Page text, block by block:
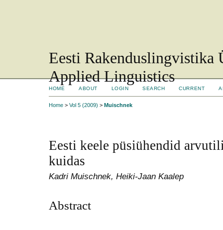
Eesti Rakenduslingvistika
Applied Linguistics
HOME ABOUT LOGIN SEARCH CURRENT
Home > Vol 5 (2009) > Muischnek
Eesti keele püsiühendid
kuidas
Kadri Muischnek, Heiki-Jaan Kaalep
Abstract